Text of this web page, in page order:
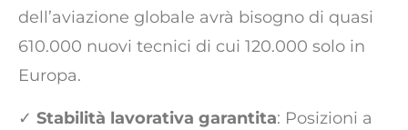
dell’aviazione globale avrà bisogno di quasi
610.000 nuovi tecnici di cui 120.000 solo in
Europa.
✓ Stabilità lavorativa garantita: Posizioni a